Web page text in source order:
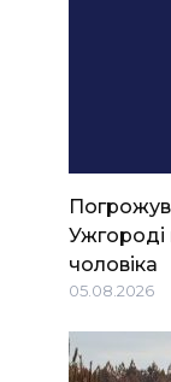
Ужгороді
чоловіка
05.08.2026